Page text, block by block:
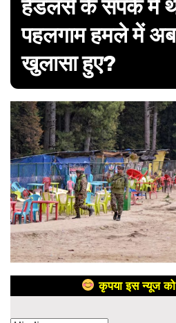
हैंडलर्स के संपर्क में
पहलगाम हमले में
खुलासा हुए?
कृपया इस न्यूज